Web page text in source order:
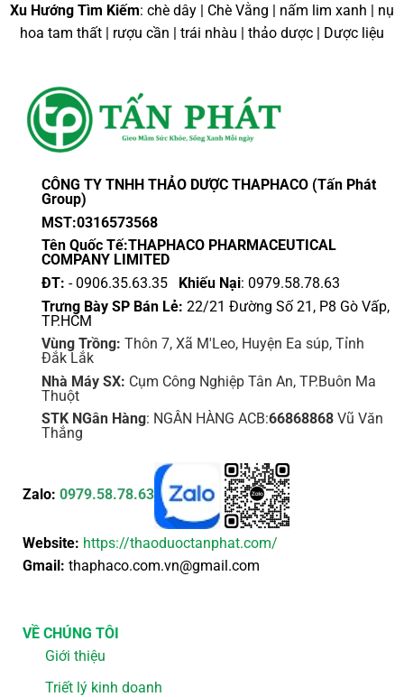
Xu Hướng Tìm Kiếm: chè dây | Chè Vằng | nấm lim xanh | nụ
hoa tam thất | rượu cần | trái nhàu | thảo dược | Dược liệu
CÔNG TY TNHH THẢO DƯỢC THAPHACO (Tấn Phát
Group)
MST:0316573568
Tên Quốc Tế:THAPHACO PHARMACEUTICAL
COMPANY LIMITED
ĐT: - 0906.35.63.35 Khiếu Nại: 0979.58.78.63
Trưng Bày SP Bán Lẻ: 22/21 Đường Số 21, P8 Gò Vấp,
TP.HCM
Vùng Trồng: Thôn 7, Xã M'Leo, Huyện Ea súp, Tỉnh
Đắk Lắk
Nhà Máy SX: Cụm Công Nghiệp Tân An, TP.Buôn Ma
Thuột
STK NGân Hàng: NGÂN HÀNG ACB:66868868Vũ Văn
Thắng
Zalo: 0979.58.78.63
Website: https://thaoduoctanphat.com/
Gmail: thaphaco.com.vn@gmail.com
VỀ CHÚNG TÔI
Giới thiệu
Triết lý kinh doanh